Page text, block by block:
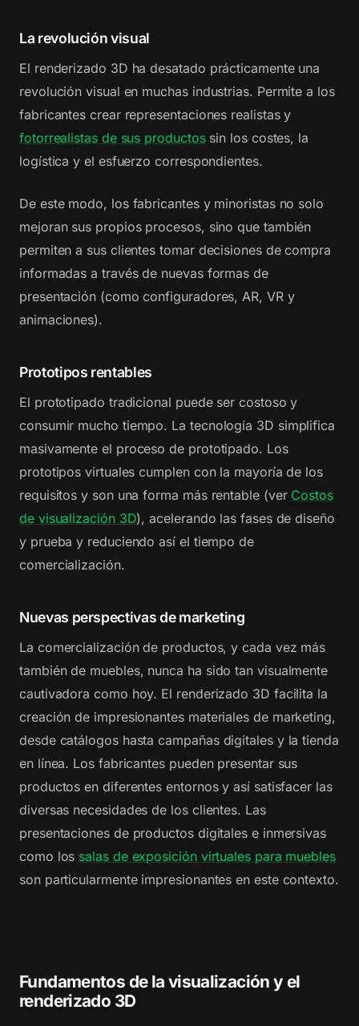
La revolución visual
El renderizado 3D ha desatado prácticamente una
revolución visual en muchas industrias. Permite a los
fabricantes crear representaciones realistas y
fotorrealistas de sus productossin los costes, la
logística y el esfuerzo correspondientes.
De este modo, los fabricantes y minoristas no solo
mejoran sus propios procesos, sino que también
permiten a sus clientes tomar decisiones de compra
informadas a través de nuevas formas de
presentación (como configuradores, AR, VR y
animaciones).
Prototipos rentables
El prototipado tradicional puede ser costoso y
consumir mucho tiempo. La tecnología 3D simplifica
masivamente el proceso de prototipado. Los
prototipos virtuales cumplen con la mayoría de los
requisitos y son una forma más rentable (ver Costos
de visualización 3D), acelerando las fases de diseño
y prueba y reduciendo así el tiempo de
comercialización.
Nuevas perspectivas de marketing
La comercialización de productos, y cada vez más
también de muebles, nunca ha sido tan visualmente
cautivadora como hoy. El renderizado 3D facilita la
creación de impresionantes materiales de marketing,
desde catálogos hasta campañas digitales y la tienda
en línea. Los fabricantes pueden presentar sus
productos en diferentes entornos y así satisfacer las
diversas necesidades de los clientes. Las
presentaciones de productos digitales e inmersivas
como los salas de exposición virtuales para muebles
son particularmente impresionantes en este contexto.
Fundamentos de la visualización y el
renderizado 3D